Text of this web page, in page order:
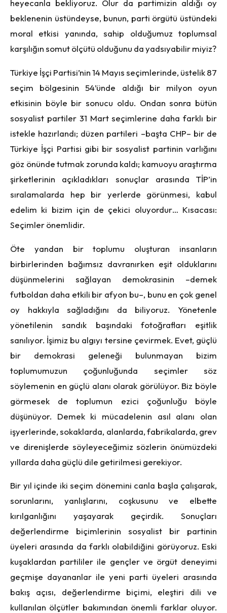
heyecanla bekliyoruz. Olur da partimizin aldığı oy
beklenenin üstündeyse, bunun, parti örgütü üstündeki
moral etkisi yanında, sahip olduğumuz toplumsal
karşılığın somut ölçütü olduğunu da yadsıyabilir miyiz?
Türkiye İşçi Partisi’nin 14 Mayıs seçimlerinde, üstelik 87
seçim bölgesinin 54’ünde aldığı bir milyon oyun
etkisinin böyle bir sonucu oldu. Ondan sonra bütün
sosyalist partiler 31 Mart seçimlerine daha farklı bir
istekle hazırlandı; düzen partileri –başta CHP– bir de
Türkiye İşçi Partisi gibi bir sosyalist partinin varlığını
göz önünde tutmak zorunda kaldı; kamuoyu araştırma
şirketlerinin açıkladıkları sonuçlar arasında TİP’in
sıralamalarda hep bir yerlerde görünmesi, kabul
edelim ki bizim için de çekici oluyordur… Kısacası:
Seçimler önemlidir.
Öte yandan bir toplumu oluşturan insanların
birbirlerinden bağımsız davranırken eşit olduklarını
düşünmelerini sağlayan demokrasinin –demek
futboldan daha etkili bir afyon bu–, bunu en çok genel
oy hakkıyla sağladığını da biliyoruz. Yönetenle
yönetilenin sandık başındaki fotoğrafları eşitlik
sanılıyor. İşimiz bu algıyı tersine çevirmek. Evet, güçlü
bir demokrasi geleneği bulunmayan bizim
toplumumuzun çoğunluğunda seçimler söz
söylemenin en güçlü alanı olarak görülüyor. Biz böyle
görmesek de toplumun ezici çoğunluğu böyle
düşünüyor. Demek ki mücadelenin asıl alanı olan
işyerlerinde, sokaklarda, alanlarda, fabrikalarda, grev
ve direnişlerde söyleyeceğimiz sözlerin önümüzdeki
yıllarda daha güçlü dile getirilmesi gerekiyor.
Bir yıl içinde iki seçim dönemini canla başla çalışarak,
sorunlarını, yanlışlarını, coşkusunu ve elbette
kırılganlığını yaşayarak geçirdik. Sonuçları
değerlendirme biçimlerinin sosyalist bir partinin
üyeleri arasında da farklı olabildiğini görüyoruz. Eski
kuşaklardan partililer ile gençler ve örgüt deneyimi
geçmişe dayananlar ile yeni parti üyeleri arasında
bakış açısı, değerlendirme biçimi, eleştiri dili ve
kullanılan ölçütler bakımından önemli farklar oluyor.